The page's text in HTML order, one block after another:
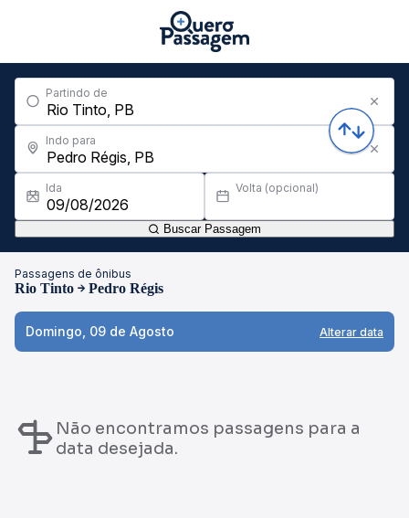
Partindo de
Indo para
Ida Volta (opcional)
Buscar Passagem
Passagens de ônibus
Rio Tinto Pedro Régis
Domingo, 09 de Agosto Alterar data
Não encontramos passagens para a
data desejada.